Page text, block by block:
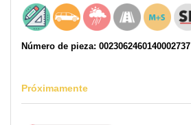
Número de pieza: 0023062460140002737
Próximamente